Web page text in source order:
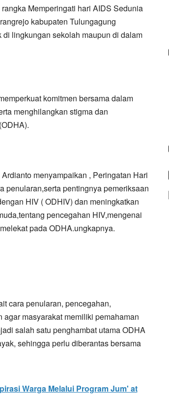
Memperingati hari AIDS Sedunia
kabupaten Tulungagung
lingkungan sekolah maupun di dalam
komitmen bersama dalam
menghilangkan stigma dan
menyampaikan , Peringatan Hari
penularan,serta pentingnya pemeriksaan
HIV ( ODHIV) dan meningkatkan
pencegahan HIV,mengenai
pada ODHA.ungkapnya.
cara penularan, pencegahan,
masyarakat memiliki pemahaman
salah satu penghambat utama ODHA
sehingga perlu diberantas bersama
Warga Melalui Program Jum' at